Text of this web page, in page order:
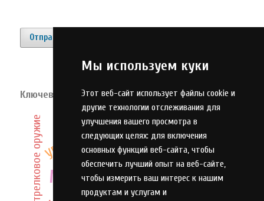
Мы используем куки
Этот веб-сайт использует файлы cookie и
другие технологии отслеживания для
улучшения вашего просмотра в
следующих целях: для включения
основных функций веб-сайта, чтобы
обеспечить лучший опыт на веб-сайте,
чтобы измерить ваш интерес к нашим
продуктам и услугам и
Отправить материал
Ключевые слова
моделирование
инновации
оптимизация
управлениеинвестиции
анализ
оценка
стрелковое оружие